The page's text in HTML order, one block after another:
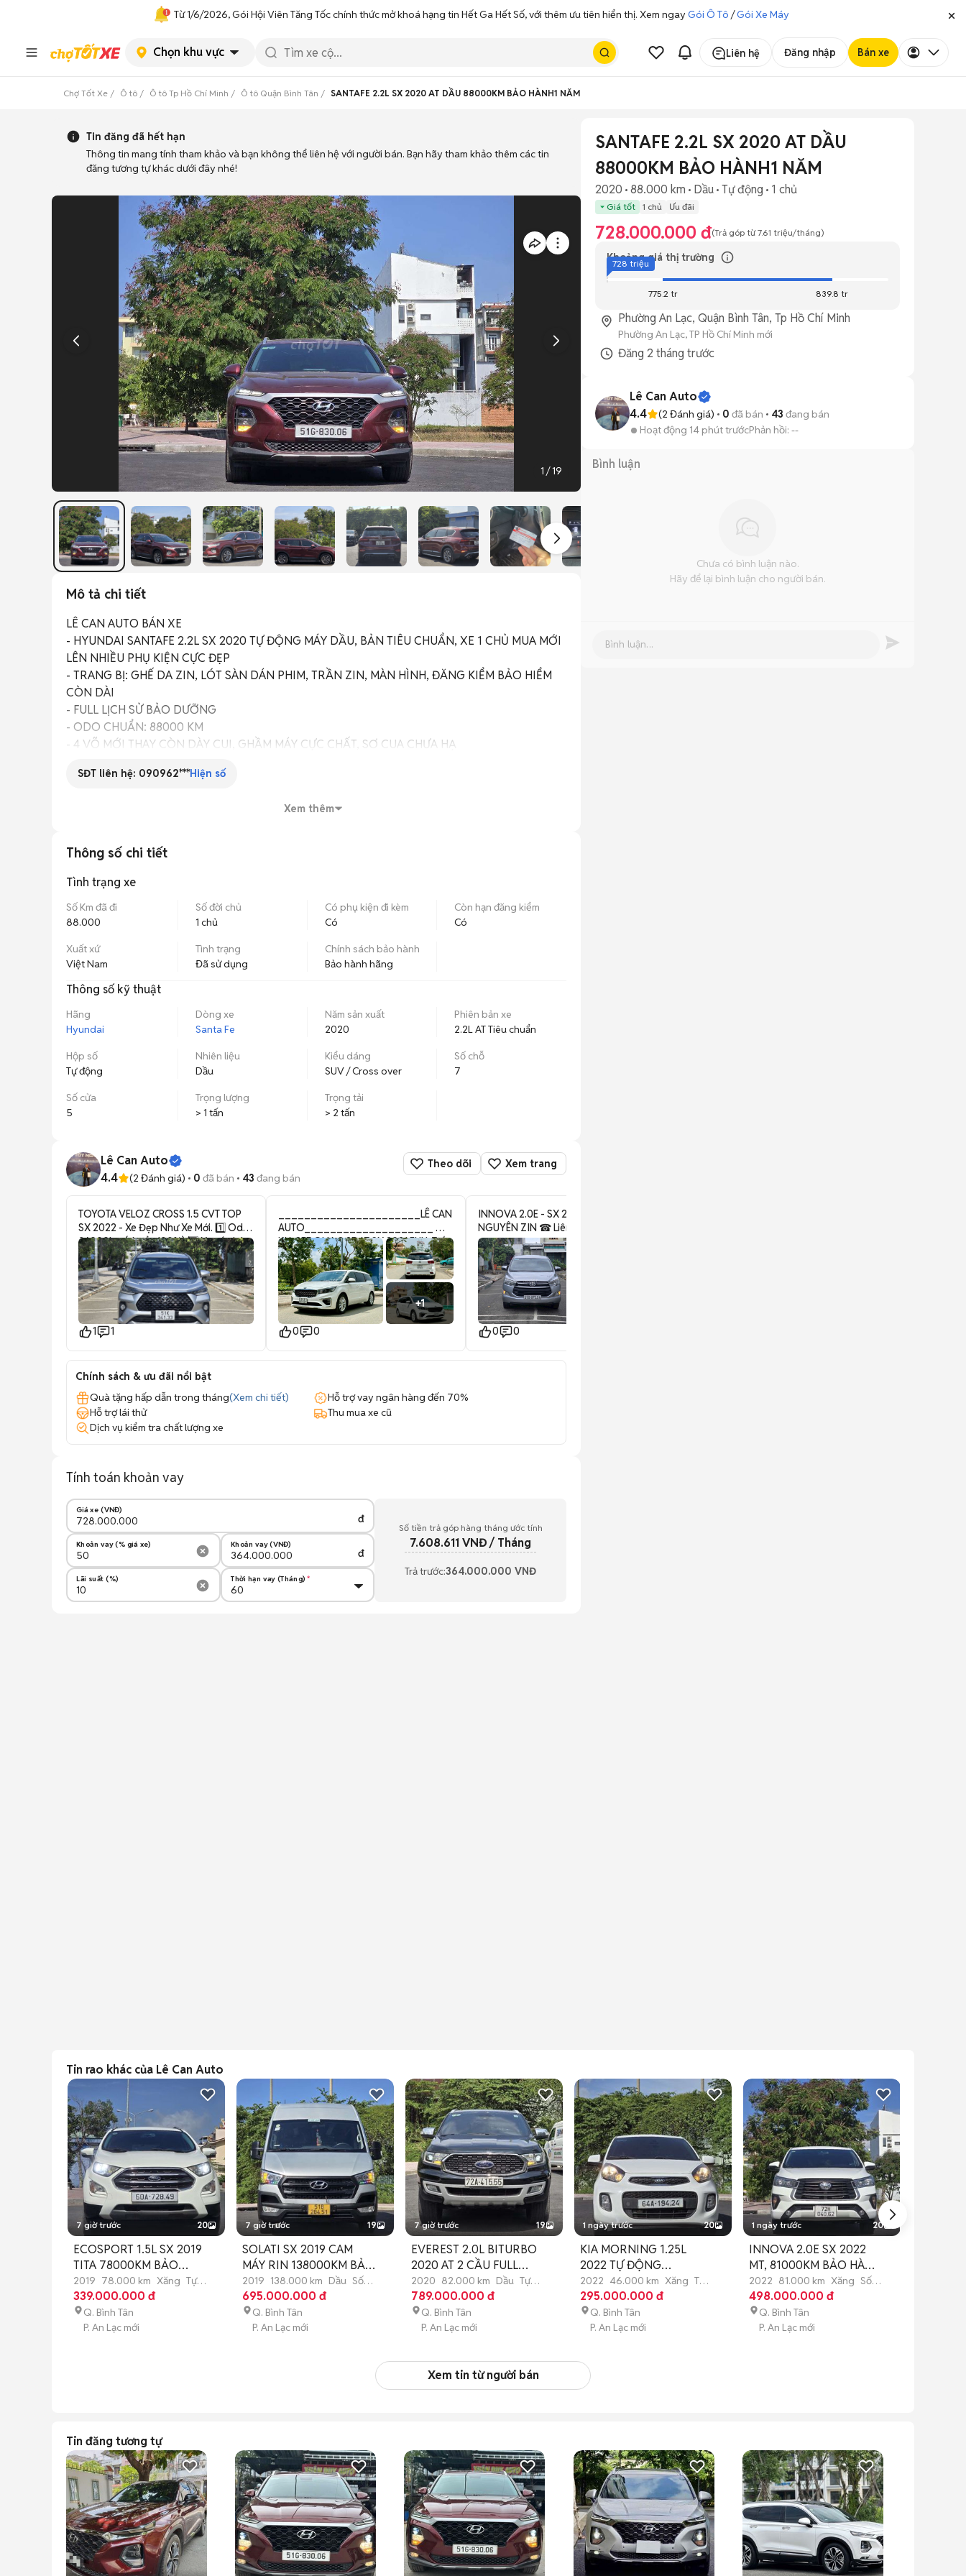
Từ 1/6/2026, Gói Hội Viên Tăng Tốc chính thức mở khoá hạng tin Hết Ga Hết Số, với thêm ưu tiên hiển thị. Xem ngayGói Ô Tô /Gói Xe Máy
Chọn khu vực Liên hệ Đăng nhập Bán xe
Chợ Tốt Xe Ô tô Ô tô Tp Hồ Chí Minh Ô tô Quận Bình Tân SANTAFE 2.2L SX 2020 AT DẦU 88000KM BẢO HÀNH1 NĂM
SANTAFE 2.2L SX 2020 AT DẦU
88000KM BẢO HÀNH1 NĂM
2020 88.000 km Dầu Tự động 1 chủ
Giá tốt 1 chủ Ưu đãi
728.000.000 đ(Trả góp từ7.61 triệu/tháng)
Khoảng giá thị trường
775.2 tr 839.8 tr
728 triệu
Phường An Lạc, Quận Bình Tân, Tp Hồ Chí Minh
Phường An Lạc, TP Hồ Chí Minh mới
Đăng 2 tháng trước
Lê Can Auto
4.4
(2 Đánh giá) 0 đã bán 43 đang bán
Hoạt động 14 phút trướcPhản hồi: --
Bình luận
Chưa có bình luận nào.
Hãy để lại bình luận cho người bán.
Tin đăng đã hết hạn
Thông tin mang tính tham khảo và bạn không thể liên hệ với người bán. Bạn hãy tham khảo thêm các tin
đăng tương tự khác dưới đây nhé!
1 /19
Mô tả chi tiết
LÊ CAN AUTO BÁN XE
- HYUNDAI SANTAFE 2.2L SX 2020 TỰ ĐỘNG MÁY DẦU, BẢN TIÊU CHUẨN, XE 1 CHỦ MUA MỚI
LÊN NHIỀU PHỤ KIỆN CỰC ĐẸP
- TRANG BỊ: GHẾ DA ZIN, LÓT SÀN DÁN PHIM, TRẦN ZIN, MÀN HÌNH, ĐĂNG KIỂM BẢO HIỂM
CÒN DÀI
- FULL LỊCH SỬ BẢO DƯỠNG
- ODO CHUẨN: 88000 KM
- 4 VÕ MỚI THAY CÒN DÀY CUI, GHẦM MÁY CỰC CHẤT, SƠ CUA CHƯA HẠ
TRÊN TOÀN QUỐC
- BẢO HÀNH1 NĂM HOẶC 20.000KM ( ĐỘNG CƠ VÀ HỘP SỐ)
TRƯỜNG 10-20TRIỆU
- MỌI CHI TIẾT XIN VUI LÒNG LH ĐẾN MR.CAN
- TRÂN TRỌNG
SĐT liên hệ: 090962***Hiện số
Xem thêm
Thông số chi tiết
Tình trạng xe
Số Km đã đi
88.000
Số đời chủ
1 chủ
Có phụ kiện đi kèm
Có
Còn hạn đăng kiểm
Có
Xuất xứ
Việt Nam
Tình trạng
Đã sử dụng
Chính sách bảo hành
Bảo hành hãng
Thông số kỹ thuật
Hãng
Hyundai
Dòng xe
Santa Fe
Năm sản xuất
2020
Phiên bản xe
2.2L AT Tiêu chuẩn
Hộp số
Tự động
Nhiên liệu
Dầu
Kiểu dáng
SUV / Cross over
Số chỗ
7
Số cửa
5
Trọng lượng
> 1 tấn
Trọng tải
> 2 tấn
Lê Can Auto
4.4
(2 Đánh giá) 0 đã bán 43 đang bán
Theo dõi Xem trang
TOYOTA VELOZ CROSS 1.5 CVT TOP
SX 2022 - Xe Đẹp Như Xe Mới. 1️⃣ Odo:
36000km (chuẩn 100%) 2️⃣ Xe cá nhân
sử dụng 3️⃣ Xe lên nhiều phụ kiện cực
đẹp Cam kết: ✅Pháp Lý Đảm Bảo,
Không đâm đụng, Không ngập nước,
Không cháy nổ. ✅Hỗ trợ thu đổi xe bù
trừ hợp lý ✅Liên hệ ngay để được hỗ
trợ tư vấn với giá tốt 📍 Địa chỉ: 201 LÊ
CƠ, P AN LẠC QUẬN BÌNH TÂN TPHCM
1 1
______________________LÊ CAN
AUTO____________________ 👉
KIA SEDONA 2.2DAT SX 2021 FULL TỰ
ĐỘNG MÁY DẦU 👉 XE CTY XUẤT HÓA
ĐƠN CAO, 1 CHỦ MUA MỚI XE LÊN
NHIỀU PHỤ KIỆN CỰC ĐẸP 🔅 TRANG BỊ
: ✅ GHẾ DA ZIN, DÁN PHIM XỊN, LÓT
SÀN, CAM 360, ĐĂNG KIỂM BẢO HIỂM
CÒN DÀI …. ✅ FULL LỊCH SỬ HÃNG ✅
ODO 51000(CHUẨN 100%) ✅ XE ĐẸP
HOẶC 20000KM( ĐỘNG CƠ VÀ HỘP
SỐ) ✅ BANK HỖ TRỢ 50-70% (KO
CẦN CM THU NHẬP) ✅ PHÁP LÝ RÕ
____________________TRÂN
TRỌNG_______________________
+1
0 0
INNOVA 2.0E - SX 2019 MT - Xe ĐẸP
NGUYÊN ZIN ☎ Liên Hệ: 0909620177
0 0
Chính sách & ưu đãi nổi bật
Quà tặng hấp dẫn trong tháng(Xem chi tiết)
Hỗ trợ vay ngân hàng đến 70%
Hỗ trợ lái thử
Thu mua xe cũ
Dịch vụ kiểm tra chất lượng xe
Tính toán khoản vay
Giá xe (VNĐ)
đ
Khoản vay (% giá xe) Khoản vay (VNĐ)
đ
Lãi suất (%) Thời hạn vay (Tháng)
Số tiền trả góp hàng tháng ước tính
7.608.611 VNĐ / Tháng
Trả trước:364.000.000 VNĐ
Tin rao khác của Lê Can Auto
7 giờ trước 20
ECOSPORT 1.5L SX 2019
TITA 78000KM BẢO
HÀNH 1 NĂM
2019 78.000 km Xăng Tự
động
339.000.000 đ
Q. Bình Tân
P. An Lạc mới
7 giờ trước 19
SOLATI SX 2019 CAM
MÁY RIN 138000KM BẢO
HÀNH 1 NĂM
2019 138.000 km Dầu Số
sàn
695.000.000 đ
Q. Bình Tân
P. An Lạc mới
7 giờ trước 19
EVEREST 2.0L BITURBO
2020 AT 2 CẦU FULL
82000KM
2020 82.000 km Dầu Tự
động
789.000.000 đ
Q. Bình Tân
P. An Lạc mới
1 ngày trước 20
KIA MORNING 1.25L
2022 TỰ ĐỘNG
46000KM BH 1 NĂM
2022 46.000 km Xăng Tự
động
295.000.000 đ
Q. Bình Tân
P. An Lạc mới
1 ngày trước 20
INNOVA 2.0E SX 2022
MT, 81000KM BẢO HÀNH
1 NĂM
2022 81.000 km Xăng Số
sàn
498.000.000 đ
Q. Bình Tân
P. An Lạc mới
Xem tin từ người bán
Tin đăng tương tự